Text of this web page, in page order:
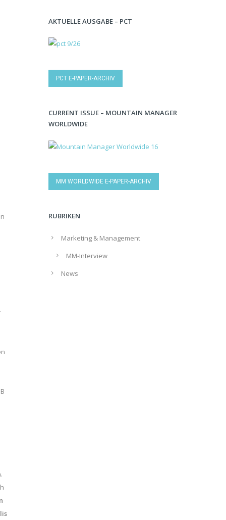
AKTUELLE AUSGABE – PCT
PCT E-PAPER-ARCHIV
CURRENT ISSUE – MOUNTAIN MANAGER
WORLDWIDE
MM WORLDWIDE E-PAPER-ARCHIV
RUBRIKEN
Marketing & Management
MM-Interview
News